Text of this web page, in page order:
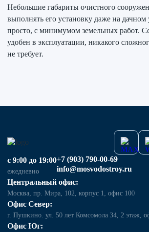
Небольшие габариты очистного
выполнять его установку даже на дачном
просто, с минимумом земельных работ.
удобен в эксплуатации, никакого
не требует.
с 9:00 до 19:00
ежедневно
+7 (903) 790-00-69
info@mosvodostroy.ru
Центральный офис:
Москва, пр. Мира, 102, корпус 1, офис 100
Офис Север:
г. Пушкино. ул. 50 лет Комсомола 34, 2 этаж,
Офис Юг: